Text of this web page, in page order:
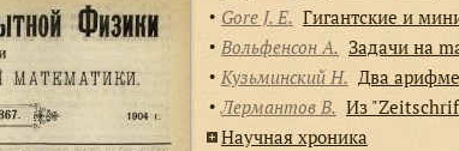
● Gore J. E. Гигантские и
● Вольфенсон А. Задачи на
● Кузьминский Н. Два
● Лермантов В. Из
Научная хроника